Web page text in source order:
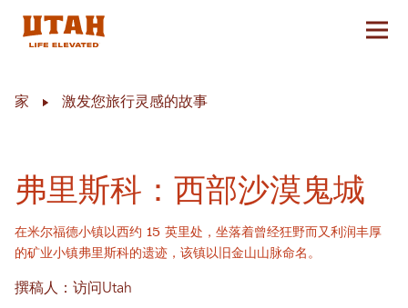
切换
家 激发您旅行灵感的故事
弗里斯科：西部沙漠鬼城
在米尔福德小镇以西约 15 英里处，坐落着曾经狂野而又利润丰厚
的矿业小镇弗里斯科的遗迹，该镇以旧金山山脉命名。
撰稿人：访问Utah